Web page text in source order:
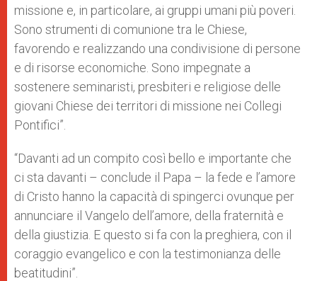
missione e, in particolare, ai gruppi umani più poveri.
Sono strumenti di comunione tra le Chiese,
favorendo e realizzando una condivisione di persone
e di risorse economiche. Sono impegnate a
sostenere seminaristi, presbiteri e religiose delle
giovani Chiese dei territori di missione nei Collegi
Pontifici”.
“Davanti ad un compito così bello e importante che
ci sta davanti – conclude il Papa – la fede e l’amore
di Cristo hanno la capacità di spingerci ovunque per
annunciare il Vangelo dell’amore, della fraternità e
della giustizia. E questo si fa con la preghiera, con il
coraggio evangelico e con la testimonianza delle
beatitudini”.